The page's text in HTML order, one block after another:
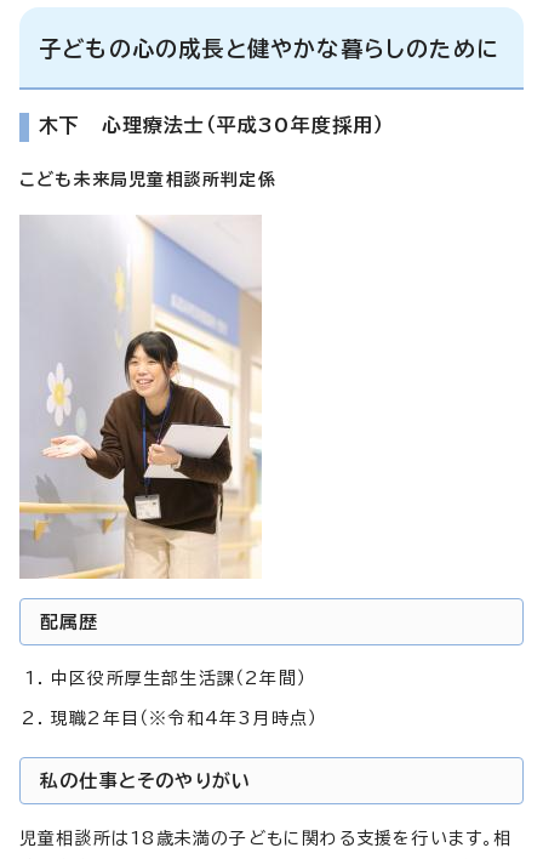
子どもの心の成長と健やかな暮らしのために
木下 心理療法士（平成30年度採用）
こども未来局児童相談所判定係
配属歴
中区役所厚生部生活課（2年間）
現職2年目（※令和4年3月時点）
私の仕事とそのやりがい
児童相談所は18歳未満の子どもに関わる支援を行います。相